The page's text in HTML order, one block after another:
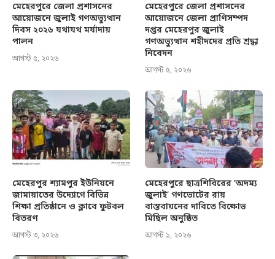
মেহেরপুরে জেলা প্রশাসনের
আয়োজনে জুলাই গণঅভ্যুত্থান
দিবস ২০২৬ যথাযথ মর্যাদায়
পালন
আগস্ট ৫, ২০২৬
মেহেরপুরে জেলা প্রশাসনের
আয়োজনে জেলা প্রাণিসম্পদ
দপ্তর মেহেরপুর জুলাই
গণঅভ্যুত্থান শহীদদের প্রতি শ্রদ্ধা
নিবেদন
আগস্ট ৫, ২০২৬
মেহেরপুর শ্যামপুর ইউনিয়নে
জামায়াতের উদ্যোগে বিভিন্ন
শিক্ষা প্রতিষ্ঠানে ও ক্লাবে ফুটবল
বিতরণ
আগস্ট ৩, ২০২৬
মেহেরপুরে ছাত্রশিবিরের ‘অদম্য
জুলাই’ গণভোটের রায়
বাস্তবায়নের দাবিতে বিক্ষোভ
মিছিল অনুষ্ঠিত
আগস্ট ১, ২০২৬